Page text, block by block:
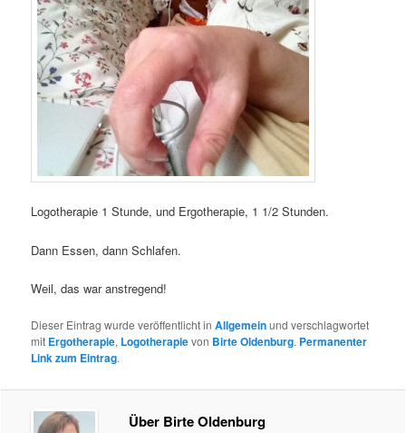
Logotherapie 1 Stunde, und Ergotherapie, 1 1/2 Stunden.
Dann Essen, dann Schlafen.
Weil, das war anstregend!
Dieser Eintrag wurde veröffentlicht inAllgemeinund verschlagwortet
mit Ergotherapie, Logotherapievon Birte Oldenburg. Permanenter
Link zum Eintrag.
Über Birte Oldenburg